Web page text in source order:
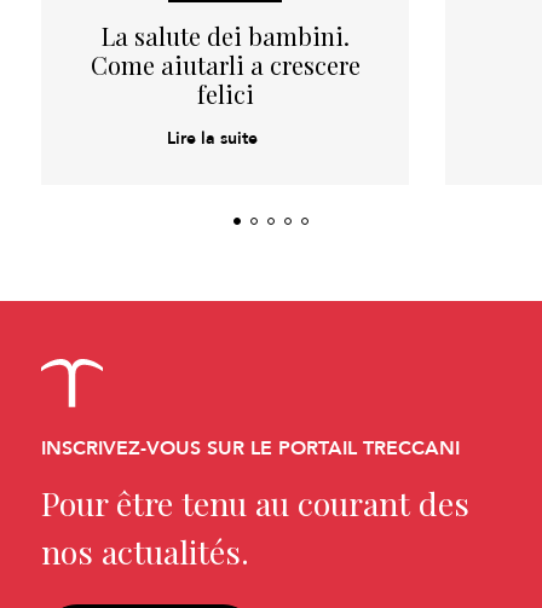
La salute dei bambini.
Come aiutarli a crescere
felici
Lire la suite
INSCRIVEZ-VOUS SUR LE PORTAIL TRECCANI
Pour être tenu au courant des
nos actualités.